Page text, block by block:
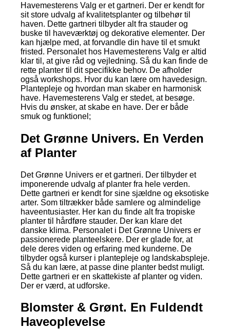
Havemesterens Valg er et gartneri. Der er kendt for
sit store udvalg af kvalitetsplanter og tilbehør til
haven. Dette gartneri tilbyder alt fra stauder og
buske til haveværktøj og dekorative elementer. Der
kan hjælpe med, at forvandle din have til et smukt
fristed. Personalet hos Havemesterens Valg er altid
klar til, at give råd og vejledning. Så du kan finde de
rette planter til dit specifikke behov. De afholder
også workshops. Hvor du kan lære om havedesign.
Plantepleje og hvordan man skaber en harmonisk
have. Havemesterens Valg er stedet, at besøge.
Hvis du ønsker, at skabe en have. Der er både
smuk og funktionel;
Det Grønne Univers. En Verden
af Planter
Det Grønne Univers er et gartneri. Der tilbyder et
imponerende udvalg af planter fra hele verden.
Dette gartneri er kendt for sine sjældne og eksotiske
arter. Som tiltrækker både samlere og almindelige
haveentusiaster. Her kan du finde alt fra tropiske
planter til hårdføre stauder. Der kan klare det
danske klima. Personalet i Det Grønne Univers er
passionerede planteelskere. Der er glade for, at
dele deres viden og erfaring med kunderne. De
tilbyder også kurser i plantepleje og landskabspleje.
Så du kan lære, at passe dine planter bedst muligt.
Dette gartneri er en skattekiste af planter og viden.
Der er værd, at udforske.
Blomster & Grønt. En Fuldendt
Haveoplevelse